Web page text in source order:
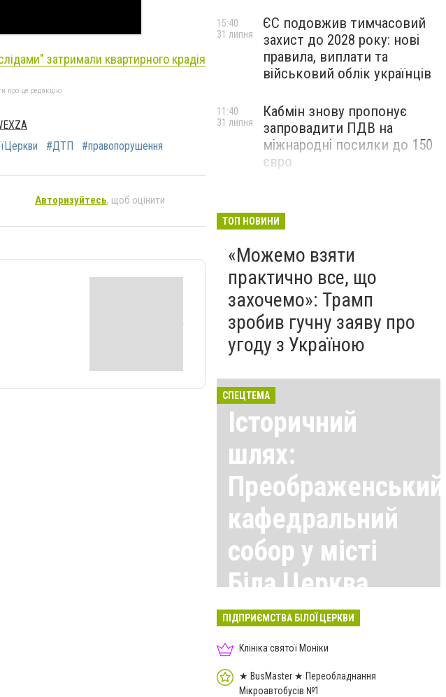
затримали квартирного крадія
про це редакцію
#ДТП #правопорушення
Авторизуйтесь, щоб оцінити
ЄС подовжив тимчасовий
захист до 2028 року: нові
правила, виплати та
військовий облік українців
15:40
31 липня
Кабмін знову пропонує
запровадити ПДВ на
міжнародні посилки до 150
євро
11:40
31 липня
ТОП НОВИНИ
«Можемо взяти
практично все, що
захочемо»: Трамп
зробив гучну заяву про
угоду з Україною
СПЕЦТЕМА
Історичний
шлях:
Преображенський
кафедральний
собор у місті
Біла Церква
Всі матеріали тут
ПІДПРИЄМСТВА БІЛОЇ ЦЕРКВИ
Клініка святої Моніки
★ BusMaster ★ Переобладнання
Мікроавтобусів №1